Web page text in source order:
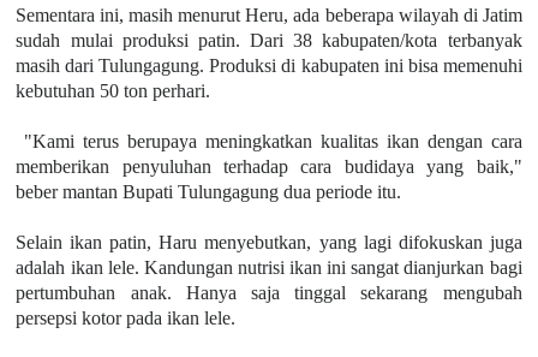
Sementara ini, masih menurut Heru, ada beberapa wilayah di Jatim
sudah mulai produksi patin. Dari 38 kabupaten/kota terbanyak
masih dari Tulungagung. Produksi di kabupaten ini bisa memenuhi
kebutuhan 50 ton perhari.
"Kami terus berupaya meningkatkan kualitas ikan dengan cara
memberikan penyuluhan terhadap cara budidaya yang baik,"
beber mantan Bupati Tulungagung dua periode itu.
Selain ikan patin, Haru menyebutkan, yang lagi difokuskan juga
adalah ikan lele. Kandungan nutrisi ikan ini sangat dianjurkan bagi
pertumbuhan anak. Hanya saja tinggal sekarang mengubah
persepsi kotor pada ikan lele.